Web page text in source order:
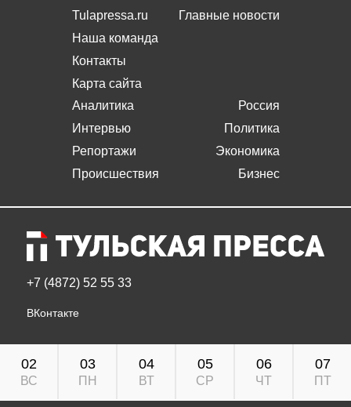
Tulapressa.ru
Наша команда
Контакты
Карта сайта
Главные новости
Аналитика
Интервью
Репортажи
Происшествия
Россия
Политика
Экономика
Бизнес
+7 (4872) 52 55 33
ВКонтакте
02
ВС
03
ПН
04
ВТ
05
СР
06
ЧТ
07
ПТ